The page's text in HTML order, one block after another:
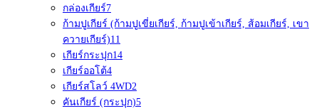
กล่องเกียร์7
ก้ามปูเกียร์ (ก้ามปูเขี่ยเกียร์, ก้ามปูเข้าเกียร์, ส้อมเกียร์, เขา
ควายเกียร์)11
เกียร์กระปุก14
เกียร์ออโต้4
เกียร์สโลว์ 4WD2
คันเกียร์ (กระปุก)5